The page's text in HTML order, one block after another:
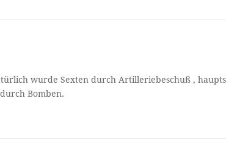
wurde Sexten durch Artilleriebeschuß ,
Bomben.